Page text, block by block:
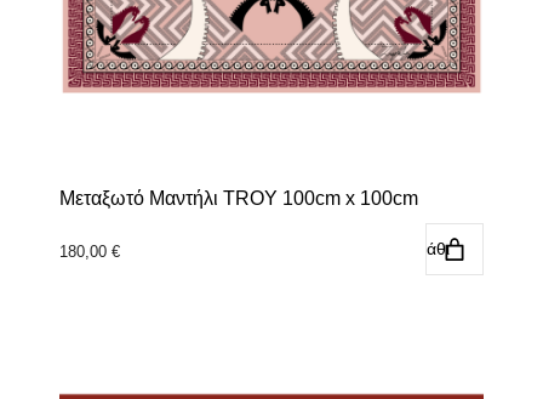
Μεταξωτό Μαντήλι TROY 100cm x 100cm
180,00 € Προσθήκη στο καλάθι